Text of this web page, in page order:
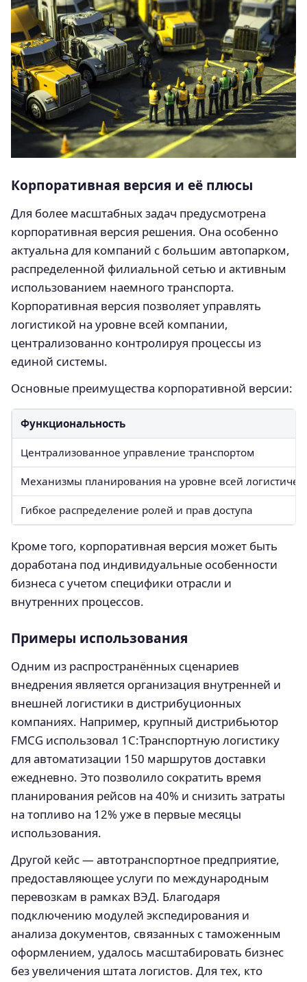
Корпоративная версия и её плюсы
Для более масштабных задач предусмотрена
корпоративная версия решения. Она особенно
актуальна для компаний с большим автопарком,
распределенной филиальной сетью и активным
использованием наемного транспорта.
Корпоративная версия позволяет управлять
логистикой на уровне всей компании,
централизованно контролируя процессы из
единой системы.
Основные преимущества корпоративной версии:
Функциональность
Централизованное управление транспортом
Механизмы планирования на уровне всей
Гибкое распределение ролей и прав доступа
Кроме того, корпоративная версия может быть
доработана под индивидуальные особенности
бизнеса с учетом специфики отрасли и
внутренних процессов.
Примеры использования
Одним из распространённых сценариев
внедрения является организация внутренней и
внешней логистики в дистрибуционных
компаниях. Например, крупный дистрибьютор
FMCG использовал 1С:Транспортную логистику
для автоматизации 150 маршрутов доставки
ежедневно. Это позволило сократить время
планирования рейсов на 40% и снизить затраты
на топливо на 12% уже в первые месяцы
использования.
Другой кейс — автотранспортное предприятие,
предоставляющее услуги по международным
перевозкам в рамках ВЭД. Благодаря
подключению модулей экспедирования и
анализа документов, связанных с таможенным
оформлением, удалось масштабировать бизнес
без увеличения штата логистов. Для тех, кто